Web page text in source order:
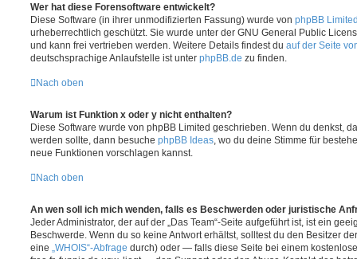
Wer hat diese Forensoftware entwickelt?
Diese Software (in ihrer unmodifizierten Fassung) wurde von phpBB
urheberrechtlich geschützt. Sie wurde unter der GNU General Public
und kann frei vertrieben werden. Weitere Details findest du auf der Seite
deutschsprachige Anlaufstelle ist unter phpBB.de zu finden.
Nach oben
Warum ist Funktion x oder y nicht enthalten?
Diese Software wurde von phpBB Limited geschrieben. Wenn du denkst,
werden sollte, dann besuche phpBB Ideas , wo du deine Stimme für
neue Funktionen vorschlagen kannst.
Nach oben
An wen soll ich mich wenden, falls es Beschwerden oder juristische
Jeder Administrator, der auf der „Das Team“-Seite aufgeführt ist, ist ein
Beschwerde. Wenn du so keine Antwort erhältst, solltest du den Besitzer
eine „WHOIS“-Abfrage durch) oder — falls diese Seite bei einem